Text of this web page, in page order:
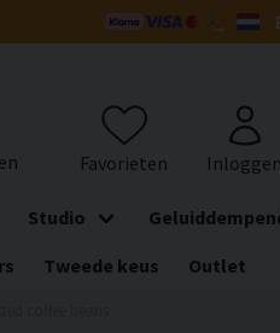
Studio
Tweede keus Outlet